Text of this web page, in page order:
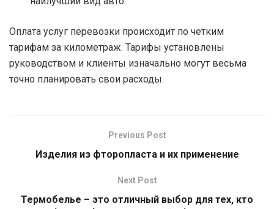
Оплата услуг перевозки происходит по четким
тарифам за километраж. Тарифы установлены
руководством и клиенты изначально могут весьма
точно планировать свои расходы.
Previous Post
Изделия из фторопласта и их применение
Next Post
Термобелье – это отличный выбор для тех, кто